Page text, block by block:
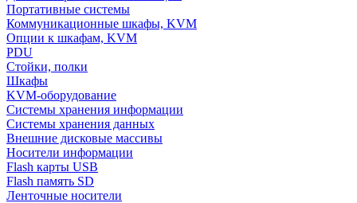
Портативные системы
Коммуникационные шкафы, KVM
Опции к шкафам, KVM
PDU
Стойки, полки
Шкафы
KVM-оборудование
Системы хранения информации
Системы хранения данных
Внешние дисковые массивы
Носители информации
Flash карты USB
Flash память SD
Ленточные носители